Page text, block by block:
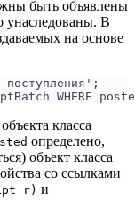
быть объявлены
унаследованы. В
на основе
поступления';
WHERE
класса
определено,
объект класса
со ссылками
r) и